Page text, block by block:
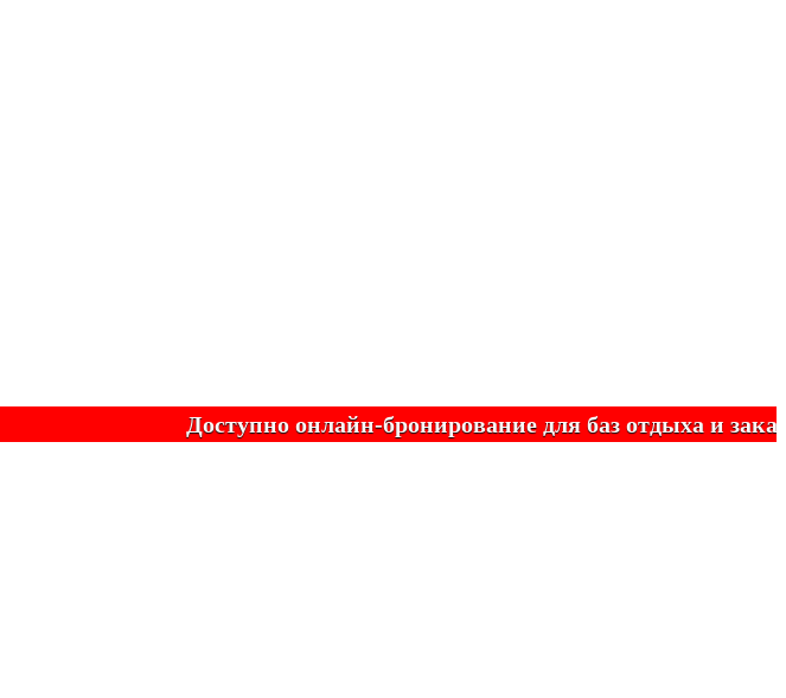
Доступно онлайн-бронирование для баз отдыха и